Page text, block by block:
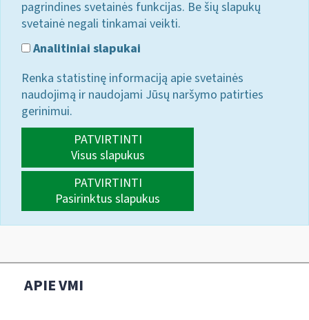
pagrindines svetainės funkcijas. Be šių slapukų
svetainė negali tinkamai veikti.
Analitiniai slapukai
Renka statistinę informaciją apie svetainės
naudojimą ir naudojami Jūsų naršymo patirties
gerinimui.
PATVIRTINTI
Visus slapukus
PATVIRTINTI
Pasirinktus slapukus
APIE VMI